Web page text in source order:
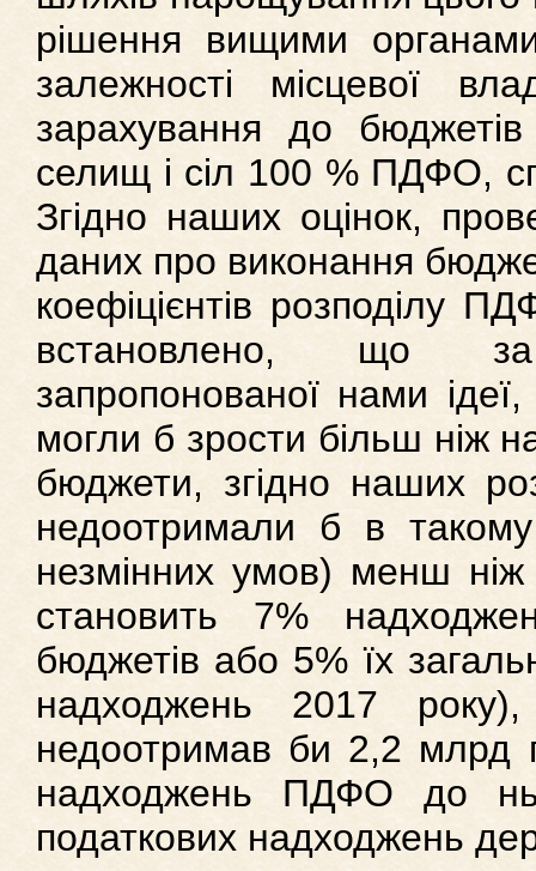
рішення вищими
залежності місцевої
зарахування до
селищ і сіл 100 % ПДФО,
Згідно наших оцінок,
даних про виконання
коефіцієнтів розподілу
встановлено, що
запропонованої нами
могли б зрости більш ніж
бюджети, згідно наших
недоотримали б в
незмінних умов) менш
становить 7%
бюджетів або 5% їх
надходжень 2017
недоотримав би 2,2 млрд
надходжень ПДФО до
податкових надходжень